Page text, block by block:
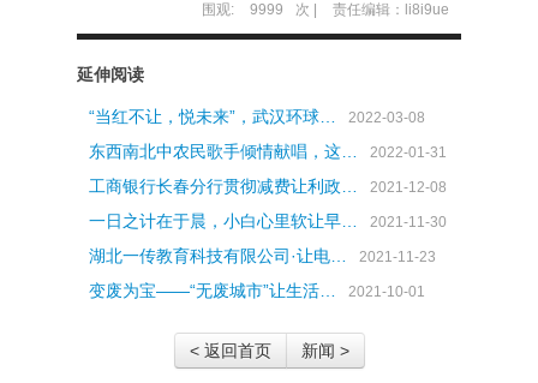
围观: 9999 次 | 责任编辑：li8i9ue
延伸阅读
“当红不让，悦未来”，武汉环球… 2022-03-08
东西南北中农民歌手倾情献唱，这… 2022-01-31
工商银行长春分行贯彻减费让利政… 2021-12-08
一日之计在于晨，小白心里软让早… 2021-11-30
湖北一传教育科技有限公司·让电… 2021-11-23
变废为宝——“无废城市”让生活… 2021-10-01
< 返回首页 新闻 >